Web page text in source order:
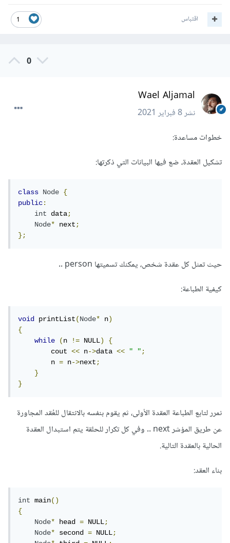
1 اقتباس
0
Wael Aljamal
نشر8 فبراير 2021
خطوات مساعدة:
تشكيل العقدة، ضع فيها البيانات التي ذكرتها:
class Node
{
public:
int
data;
Node* next;
};
حيث تمثل كل عقدة شخص، يمكنك تسميتها person ..
كيفية الطباعة:
void printList(Node* n)
{
while
(n != NULL)
{
        cout
<< n->data << " ";
        n
= n->next;
}
}
نمرر لتابع الطباعة العقدة الأولى، ثم يقوم بنفسه بالانتقال للعُقد المجاورة
عن طريق المؤشر next .. وفي كل تكرار للحلقة يتم استبدال العقدة
الحالية بالعقدة التالية.
بناء العقد:
int main()
{
Node* head = NULL;
Node* second = NULL;